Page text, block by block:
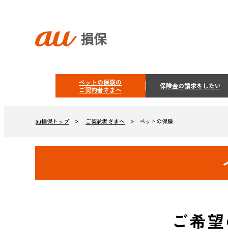
ペットの保険の
ご契約者さまへ
保険金の請求をしたい
au損保トップ ご契約者さまへ ペットの保険
ご希